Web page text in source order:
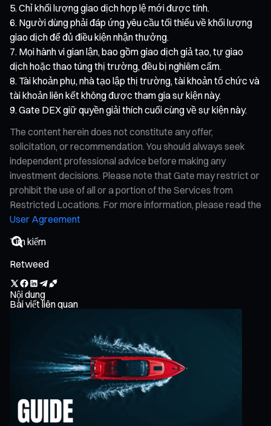
Chỉ khối lượng giao dịch hợp lệ mới được tính.
Người dùng phải đáp ứng yêu cầu tối thiểu về khối lượng
giao dịch để đủ điều kiện nhận thưởng.
Mọi hành vi gian lận, bao gồm giao dịch giả tạo, tự giao
dịch hoặc thao túng thị trường, đều bị nghiêm cấm.
Tài khoản phụ, nhà tạo lập thị trường, tài khoản tổ chức và
tài khoản liên kết không được tham gia sự kiện này.
Gate DEX giữ quyền giải thích cuối cùng về sự kiện này.
The content herein does not constitute any offer,
solicitation, or recommendation. You should always seek
independent professional advice before making any
investment decisions. Please note that Gate may restrict or
prohibit the use of all or a portion of the Services from
Restricted Locations. For more information, please read the
User Agreement
Retweed
Nội dung
Bài viết liên quan